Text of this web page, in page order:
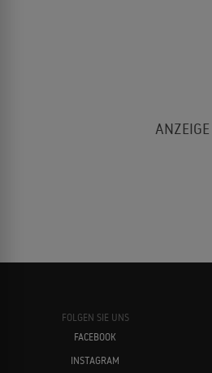
FOLGEN SIE UNS
FACEBOOK
INSTAGRAM